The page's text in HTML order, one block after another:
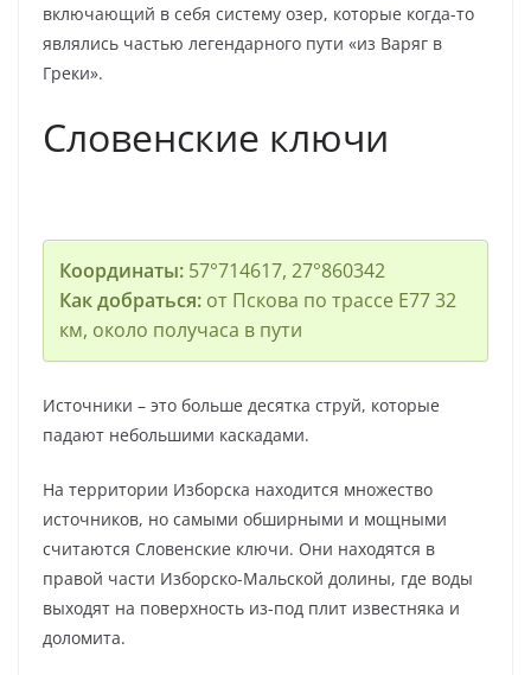
включающий в себя систему озер, которые когда-то
являлись частью легендарного пути «из Варяг в
Греки».
Словенские ключи
Координаты:57°714617, 27°860342
Как добраться: от Пскова по трассе E77 32
км, около получаса в пути
Источники – это больше десятка струй, которые
падают небольшими каскадами.
На территории Изборска находится множество
источников, но самыми обширными и мощными
считаются Словенские ключи. Они находятся в
правой части Изборско-Мальской долины, где воды
выходят на поверхность из-под плит известняка и
доломита.